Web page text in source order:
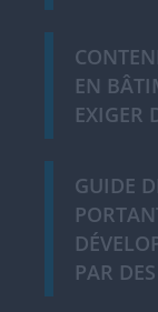
EN
EXIGER
GUIDE
PAR